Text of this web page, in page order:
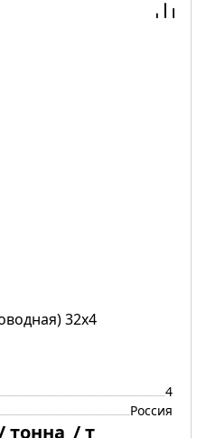
32х4
4
Россия
тонна / т